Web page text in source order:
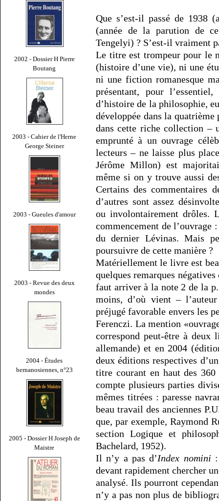
2002 - Dossier H Pierre
Boutang
2003 - Cahier de l'Herne
George Steiner
2003 - Gueules d'amour
2003 - Revue des deux
mondes
2004 - Études
bernanosiennes, n°23
2005 - Dossier H Joseph de
Maistre
Que s’est-il passé de 1938
(année de la parution de
Tengelyi) ? S’est-il vraiment
Le titre est trompeur pour le
(histoire d’une vie), ni une
ni une fiction romanesque
présentant, pour
d’histoire de la philosophie,
développée dans la
dans cette riche collection –
emprunté à un ouvrage
lecteurs – ne laisse plus
Jérôme Millon) est
même si on y trouve aussi
Certains des commentaires
d’autres sont assez
ou involontairement drôles.
commencement de l’ouvrage
du dernier Lévinas. Mais
poursuivre de cette manière ?
Matériellement le livre est
quelques remarques
faut arriver à la note 2 de la
moins, d’où vient –
préjugé favorable envers les
Ferenczi. La mention
correspond peut-être à deux
allemande) et en 2004
deux éditions respectives
titre courant en haut des
compte plusieurs parties
mêmes titrées : paresse
beau travail des anciennes
que, par exemple, Raymond
section Logique et
Bachelard, 1952).
Il n’y a pas d’Index nomini
devant rapidement chercher
analysé. Ils pourront
n’y a pas non plus de